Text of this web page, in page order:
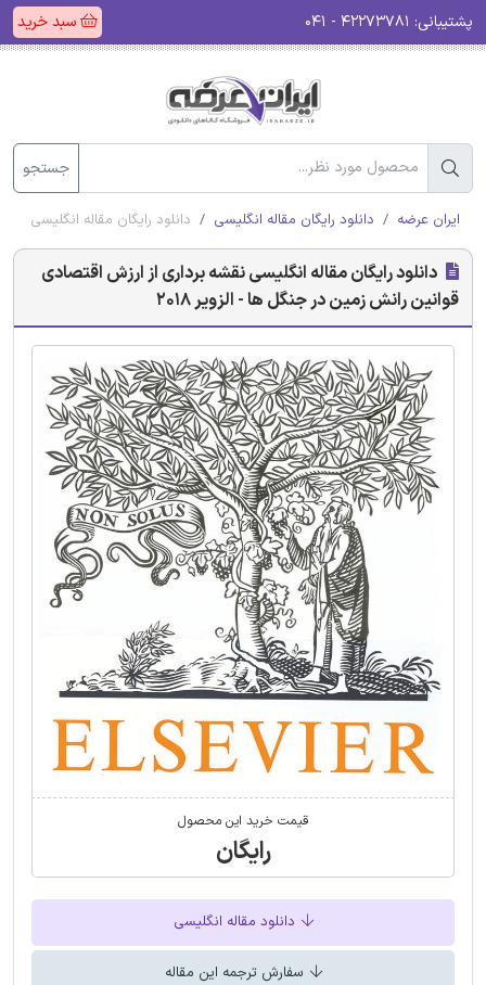
پشتیبانی: سبد خرید
جستجو
ایران عرضه دانلود رایگان مقاله انگلیسی دانلود رایگان مقاله انگلیسی
دانلود رایگان مقاله انگلیسی نقشه برداری از ارزش اقتصادی
قوانین رانش زمین در جنگل ها - الزویر 2018
قیمت خرید این محصول
رایگان
دانلود مقاله انگلیسی
سفارش ترجمه این مقاله